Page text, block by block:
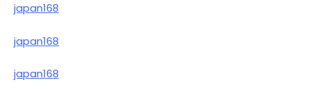
japan168
japan168
japan168